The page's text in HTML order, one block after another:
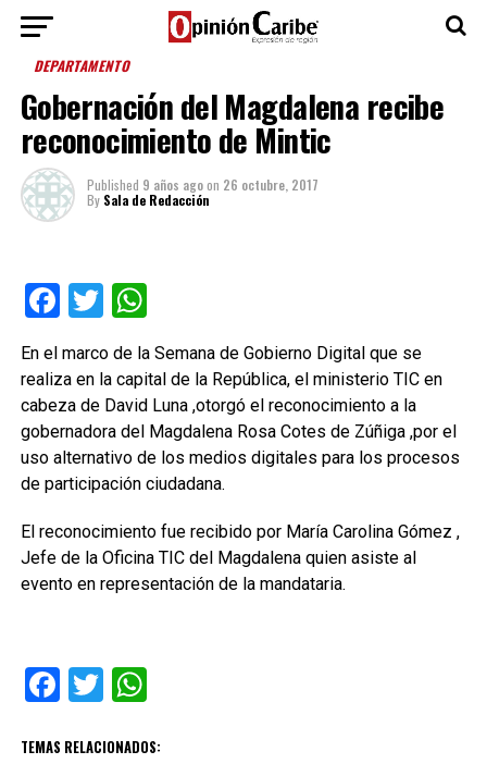
DEPARTAMENTO
Gobernación del Magdalena recibe
reconocimiento de Mintic
Published 9 años agoon 26 octubre, 2017
By Sala de Redacción
Facebook
TwitterWhatsApp
En el marco de la Semana de Gobierno Digital que se
realiza en la capital de la República, el ministerio TIC en
cabeza de David Luna ,otorgó el reconocimiento a la
gobernadora del Magdalena Rosa Cotes de Zúñiga ,por el
uso alternativo de los medios digitales para los procesos
de participación ciudadana.
El reconocimiento fue recibido por María Carolina Gómez ,
Jefe de la Oficina TIC del Magdalena quien asiste al
evento en representación de la mandataria.
Facebook
TwitterWhatsApp
TEMAS RELACIONADOS: